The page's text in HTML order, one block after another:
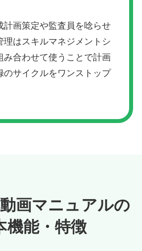
計画策定や監査員を唸らせ
理はスキルマネジメントシ
み合わせて使うことで計画
サイクルをワンストップ
画マニュアルの
機能・特徴